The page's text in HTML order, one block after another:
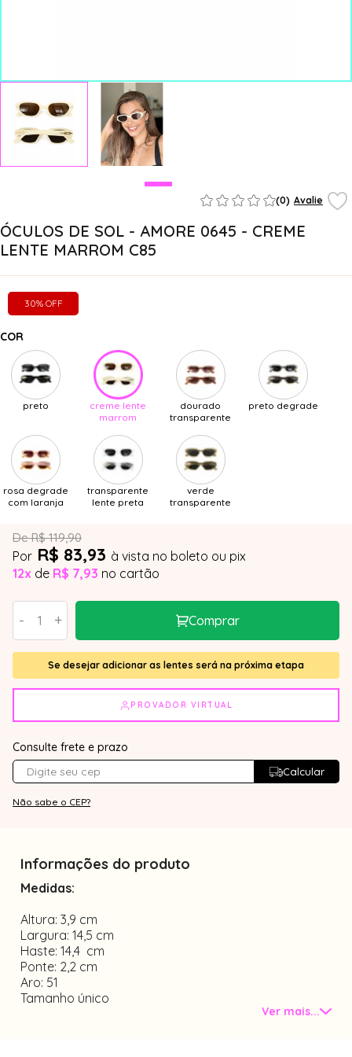
(0) Avalie
ÓCULOS DE SOL - AMORE 0645 - CREME
LENTE MARROM C85
30% OFF
COR
preto
creme lente
marrom
dourado
transparente
preto degrade
rosa degrade
com laranja
transparente
lente preta
verde
transparente
De R$ 119,90
Por R$ 83,93 à vista no boleto ou pix
12x de R$ 7,93 no cartão
- + Comprar
Se desejar adicionar as lentes será na próxima etapa
PROVADOR VIRTUAL
Consulte frete e prazo
Calcular
Não sabe o CEP?
Informações do produto
Medidas:
Altura: 3,9 cm
Largura: 14,5 cm
Haste: 14,4 cm
Ponte: 2,2 cm
Aro: 51
Tamanho único
Ver mais...